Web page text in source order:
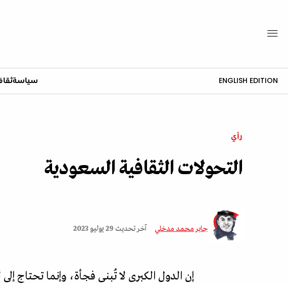
ENGLISH EDITION سياسة
رأي
التحولات الثقافية السعودية
جابر محمد مدخلي آخر تحديث 29 يوليو 2023
إن الدول الكبرى لا تُبنى فجأة، وإنما تحتاج